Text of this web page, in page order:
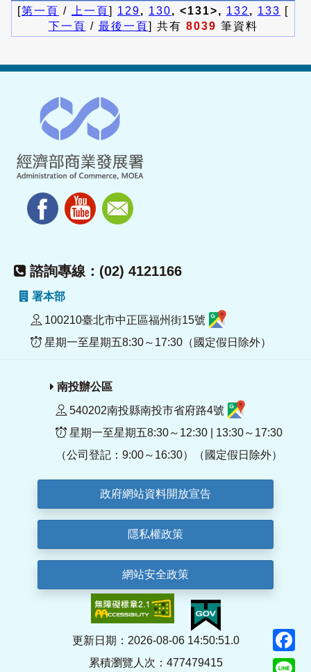
[第一頁 / 上一頁] 129, 130, <131>, 132 , 133 [
下一頁 / 最後一頁] 共有 8039 筆資料
諮詢專線：(02) 4121166
署本部
100210臺北市中正區福州街15號
星期一至星期五8:30～17:30（國定假日除外）
南投辦公區
540202南投縣南投市省府路4號
星期一至星期五8:30～12:30 | 13:30～17:30
（公司登記：9:00～16:30）（國定假日除外）
政府網站資料開放宣告
隱私權政策
網站安全政策
更新日期：2026-08-06 14:50:51.0
累積瀏覽人次：477479415